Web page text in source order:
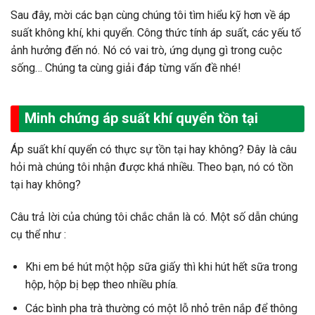
Sau đây, mời các bạn cùng chúng tôi tìm hiểu kỹ hơn về áp
suất không khí, khi quyển. Công thức tính áp suất, các yếu tố
ảnh hưởng đến nó. Nó có vai trò, ứng dụng gì trong cuộc
sống… Chúng ta cùng giải đáp từng vấn đề nhé!
Minh chứng áp suất khí quyển tồn tại
Áp suất khí quyển có thực sự tồn tại hay không? Đây là câu
hỏi mà chúng tôi nhận được khá nhiều. Theo bạn, nó có tồn
tại hay không?
Câu trả lời của chúng tôi chắc chắn là có. Một số dẫn chúng
cụ thể như :
Khi em bé hút một hộp sữa giấy thì khi hút hết sữa trong
hộp, hộp bị bẹp theo nhiều phía.
Các bình pha trà thường có một lỗ nhỏ trên nắp để thông